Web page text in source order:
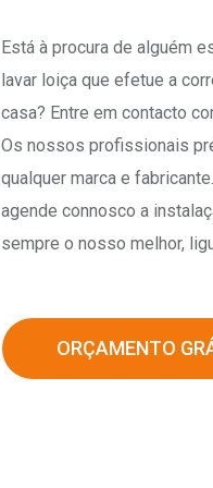
Está à procura de alguém
lavar loiça que efetue a
casa? Entre em contacto
Os nossos profissionais
qualquer marca e
agende connosco a
sempre o nosso melhor,
ORÇAMENTO